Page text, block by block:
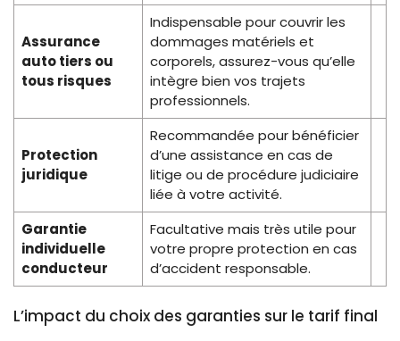
Assurance
auto tiers ou
tous risques
Indispensable pour couvrir les
dommages matériels et
corporels, assurez-vous qu’elle
intègre bien vos trajets
professionnels.
Protection
juridique
Recommandée pour bénéficier
d’une assistance en cas de
litige ou de procédure judiciaire
liée à votre activité.
Garantie
individuelle
conducteur
Facultative mais très utile pour
votre propre protection en cas
d’accident responsable.
L’impact du choix des garanties sur le tarif final